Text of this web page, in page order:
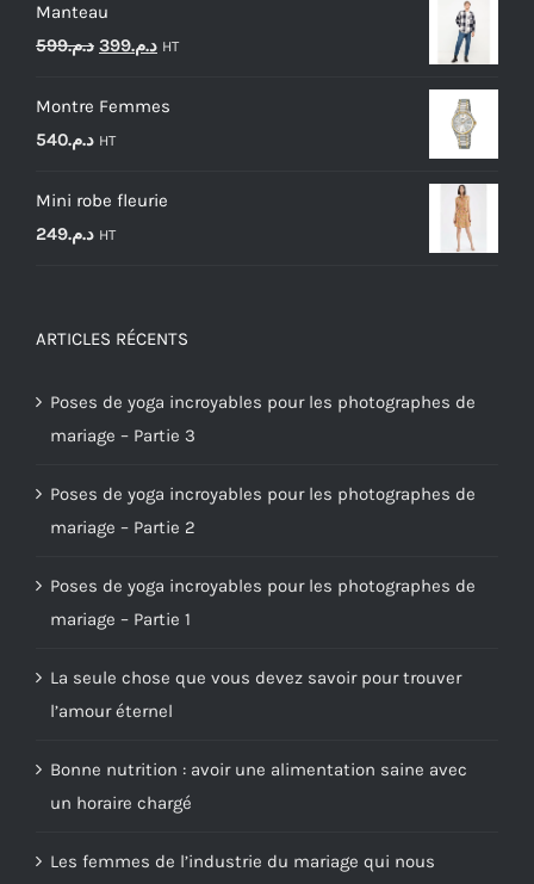
Manteau
د.م.599
Le
initial
était :
د.م.399
Le
actuel
HT
Montre Femmes
د.م.540 HT
Mini robe fleurie
د.م.249 HT
ARTICLES RÉCENTS
Poses de yoga incroyables pour les photographes de
mariage – Partie 3
Poses de yoga incroyables pour les photographes de
mariage – Partie 2
Poses de yoga incroyables pour les photographes de
mariage – Partie 1
La seule chose que vous devez savoir pour trouver
l’amour éternel
Bonne nutrition : avoir une alimentation saine avec
un horaire chargé
Les femmes de l’industrie du mariage qui nous